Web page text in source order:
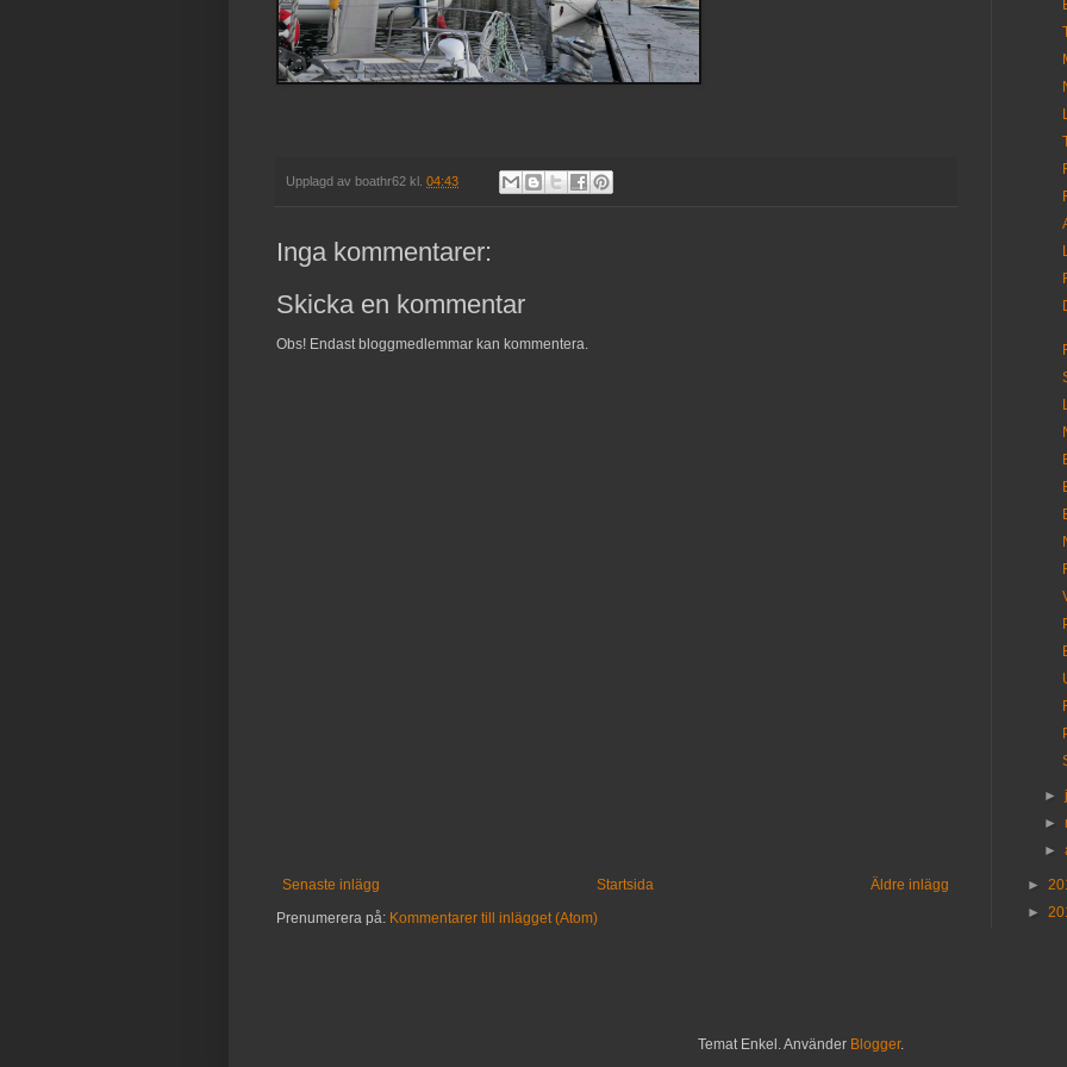
Upplagd av boathr62 kl. 04:43
Inga kommentarer:
Skicka en kommentar
Obs! Endast bloggmedlemmar kan kommentera.
Senaste inlägg Äldre inlägg
Startsida
Prenumerera på: Kommentarer till inlägget (Atom)
►
►
►
►
►
Temat Enkel. Använder Blogger.